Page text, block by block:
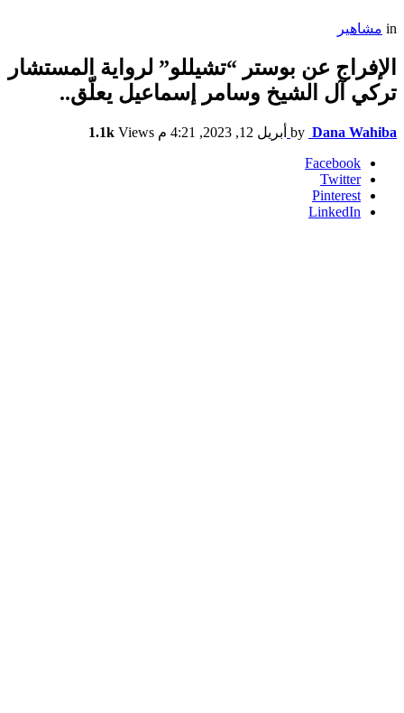
in مشاهير
الإفراج عن بوستر “تشيللو” لرواية المستشار
تركي آل الشيخ وسامر إسماعيل يعلّق..
by Dana Wahiba أبريل 12, 2023, 4:21 م 1.1k Views
Facebook
Twitter
Pinterest
LinkedIn